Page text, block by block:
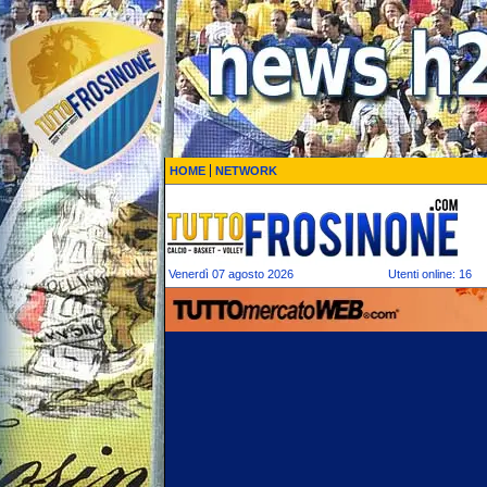
HOME NETWORK
Venerdì 07 agosto 2026 Utenti online: 16